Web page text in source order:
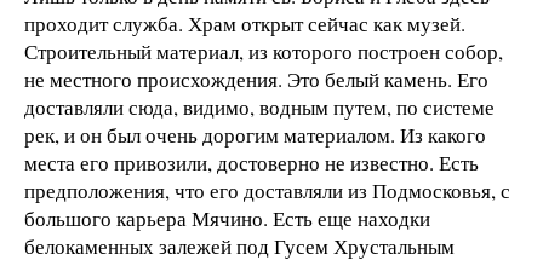
проходит служба. Храм открыт сейчас как музей.
Строительный материал, из которого построен собор,
не местного происхождения. Это белый камень. Его
доставляли сюда, видимо, водным путем, по системе
рек, и он был очень дорогим материалом. Из какого
места его привозили, достоверно не известно. Есть
предположения, что его доставляли из Подмосковья, с
большого карьера Мячино. Есть еще находки
белокаменных залежей под Гусем Хрустальным